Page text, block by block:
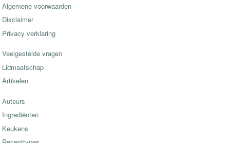
Algemene voorwaarden
Disclaimer
Privacy verklaring
Veelgestelde vragen
Lidmaatschap
Artikelen
Auteurs
Ingrediënten
Keukens